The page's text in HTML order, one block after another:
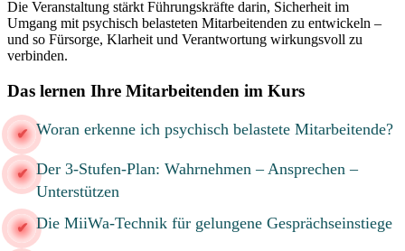
Die Veranstaltung stärkt Führungskräfte darin, Sicherheit im
Umgang mit psychisch belasteten Mitarbeitenden zu entwickeln –
und so Fürsorge, Klarheit und Verantwortung wirkungsvoll zu
verbinden.
Das lernen Ihre Mitarbeitenden im Kurs
Woran erkenne ich psychisch belastete Mitarbeitende?
Der 3-Stufen-Plan: Wahrnehmen – Ansprechen –
Unterstützen
Die MiiWa-Technik für gelungene Gesprächseinstiege